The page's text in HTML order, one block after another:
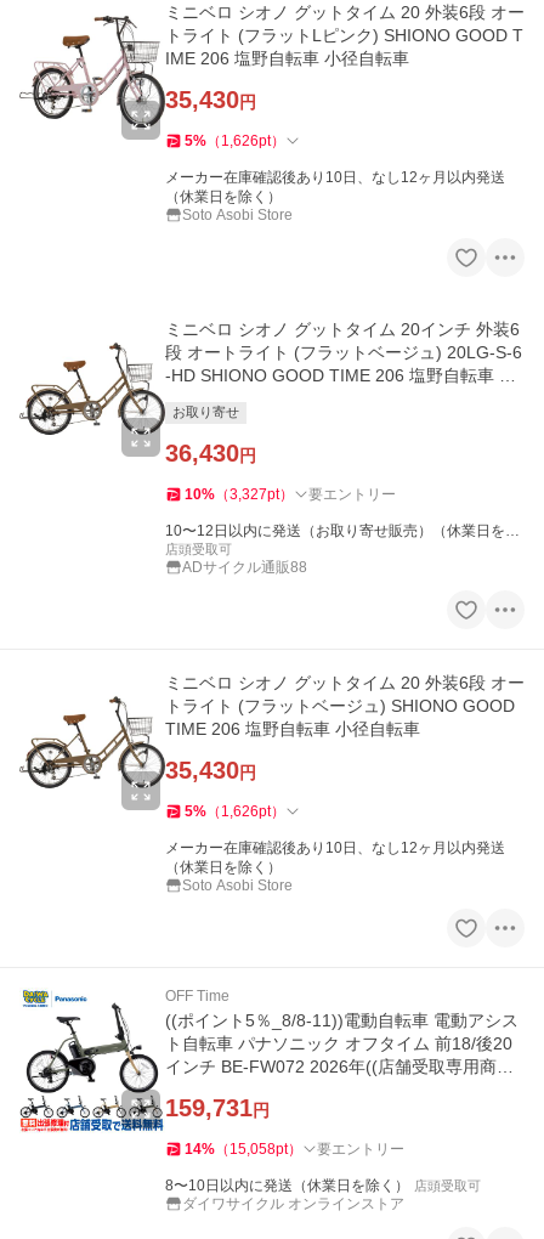
ミニベロ シオノ グットタイム 20 外装6段 オー
トライト (フラットLピンク) SHIONO GOOD T
IME 206 塩野自転車 小径自転車
35,430円
5% （ 1,626pt）
メーカー在庫確認後あり10日、なし12ヶ月以内発送
（休業日を除く）
Soto Asobi Store
ミニベロ シオノ グットタイム 20インチ 外装6
段 オートライト (フラットベージュ) 20LG-S-6
-HD SHIONO GOOD TIME 206 塩野自転車 小
お取り寄せ
36,430円
10% （3,327pt） 要エントリー
10〜12日以内に発送（お取り寄せ販売）（休業日を除
く）
店頭受取可
ADサイクル通販88
ミニベロ シオノ グットタイム 20 外装6段 オー
トライト (フラットベージュ) SHIONO GOOD
TIME 206 塩野自転車 小径自転車
35,430円
5% （ 1,626pt）
メーカー在庫確認後あり10日、なし12ヶ月以内発送
（休業日を除く）
Soto Asobi Store
OFF Time
((ポイント5％_8/8-11))電動自転車 電動アシス
ト自転車 パナソニック オフタイム 前18/後20
インチ BE-FW072 2026年((店舗受取専用商
159,731円
14% （ 15,058pt） 要エントリー
8〜10日以内に発送（休業日を除く） 店頭受取可
ダイワサイクル オンラインストア